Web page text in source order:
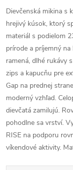
Dievčenská mikina s
hrejivý kúsok, ktorý
materiál s podielom
prírode a príjemný
ramená, dlhé rukávy
zips a kapucňu pre
Gap na prednej
moderný vzhľad.
dievčatá zamilujú.
pohodlne sa vrství.
RISE na podporu
víkendové aktivity.